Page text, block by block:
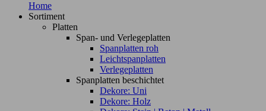
Home
Sortiment
Platten
Span- und Verlegeplatten
Spanplatten roh
Leichtspanplatten
Verlegeplatten
Spanplatten beschichtet
Dekore: Uni
Dekore: Holz